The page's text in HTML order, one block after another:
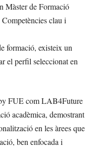
Màster de Formació
clau i
formació, existeix un
el perfil seleccionat en
FUE com LAB4Future
acadèmica, demostrant
en les àrees que
ben enfocada i